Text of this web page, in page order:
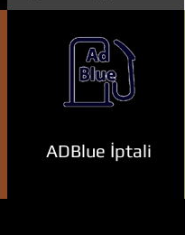
ADBlue İptali